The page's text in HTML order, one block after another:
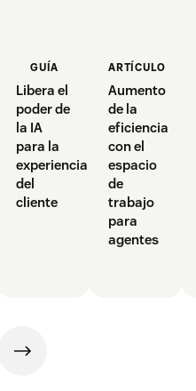
GUÍA
Libera el
poder de
la IA
para la
experiencia
del
cliente
ARTÍCULO
Aumento
de la
eficiencia
con el
espacio
de
trabajo
para
agentes